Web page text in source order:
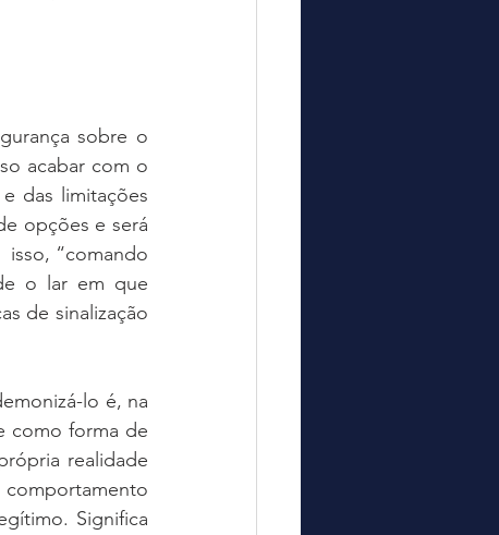
sobre o
acabar com o
das limitações
opções e será
isso, “comando
o lar em que
de sinalização
lo é, na
como forma de
realidade
comportamento
Significa